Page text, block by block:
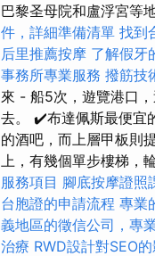
巴黎圣母院和盧浮宮等
件，詳細準備清單 找到
后里推薦按摩 了解假牙
事務所專業服務 撥筋技
來 - 船5次，遊覽港口
去。 ✔️布達佩斯最便宜
的酒吧，而上層甲板則
上，有幾個單步樓梯，
服務項目 腳底按摩證照
台胞證的申請流程 專業
義地區的徵信公司，專
治療 RWD設計對SEO